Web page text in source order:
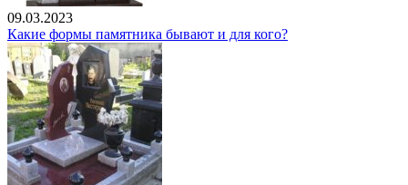
09.03.2023
Какие формы памятника бывают и для кого?